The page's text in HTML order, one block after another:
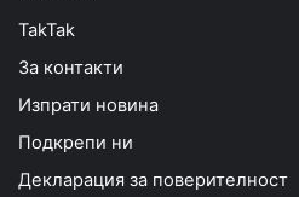
TakTak
За контакти
Изпрати новина
Подкрепи ни
Декларация за поверителност